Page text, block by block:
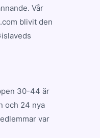
Vår
blivit den
30-44 är
och 24 nya
var